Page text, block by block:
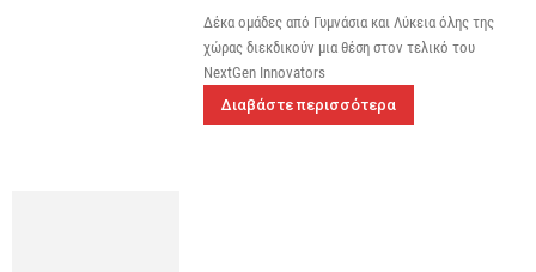
Δέκα ομάδες από Γυμνάσια και Λύκεια όλης της
χώρας διεκδικούν μια θέση στον τελικό του
NextGen Innovators
Διαβάστε περισσότερα